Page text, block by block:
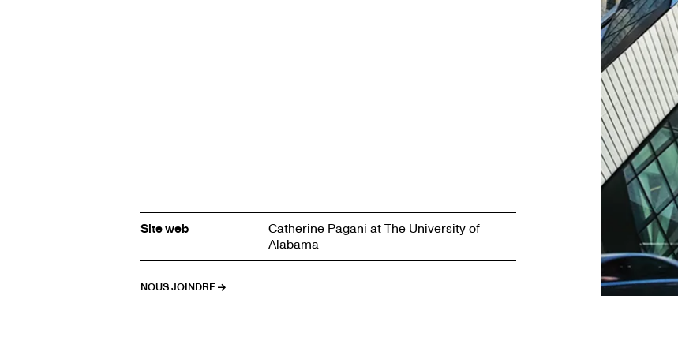
Site web
Catherine Pagani at The University of
Alabama
NOUS JOINDRE